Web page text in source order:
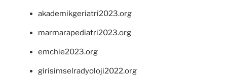
akademikgeriatri2023.org
marmarapediatri2023.org
emchie2023.org
girisimselradyoloji2022.org